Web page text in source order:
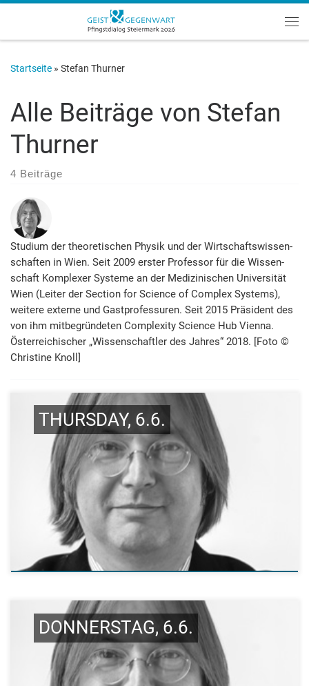
Zum Inhalt springen
Startseite » Stefan Thurner
Alle Beiträge von Stefan
Thurner
4 Beiträge
Studium der theoretischen Physik und der Wirt­schafts­wissen­
schaften in Wien. Seit 2009 erster Professor für die Wissen­
schaft Komplexer Systeme an der Medizinischen Universität
Wien (Leiter der Section for Science of Com­plex Systems),
weitere externe und Gast­pro­fessuren. Seit 2015 Präsi­dent des
von ihm mit­begründeten Com­plexity Science Hub Vienna.
Öster­reichi­scher „Wissen­schaft­ler des Jahres“ 2018. [Foto ©
Christine Knoll]
THURSDAY, 6.6.
DONNERSTAG, 6.6.